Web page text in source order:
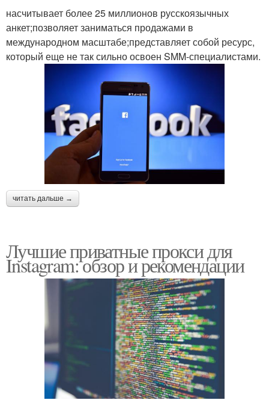
насчитывает более 25 миллионов русскоязычных
анкет;позволяет заниматься продажами в
международном масштабе;представляет собой ресурс,
который еще не так сильно освоен SMM-специалистами.
читать дальше →
Лучшие приватные прокси для
Instagram: обзор и рекомендации